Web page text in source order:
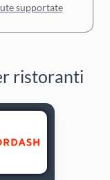
supportate
ristoranti